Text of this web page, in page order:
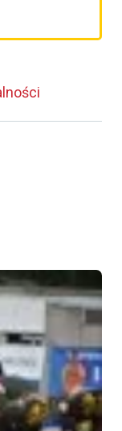
do następnego